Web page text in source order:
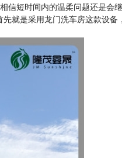
信短时间内的温柔问题还是会
就是采用龙门洗车房这款设备，